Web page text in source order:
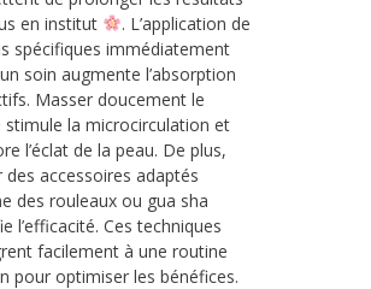
en institut
. L’application de
spécifiques immédiatement
soin augmente l’absorption
Masser doucement le
stimule la microcirculation et
l’éclat de la peau. De plus,
des accessoires adaptés
des rouleaux ou gua sha
l’efficacité. Ces techniques
facilement à une routine
pour optimiser les bénéfices.